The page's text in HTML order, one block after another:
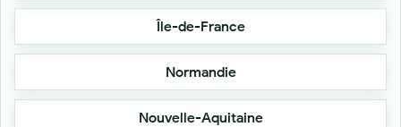
Île-de-France
Normandie
Nouvelle-Aquitaine